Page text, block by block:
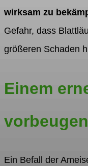
wirksam zu
Gefahr, dass
größeren Schaden
Einem
vorbeugen
Ein Befall der